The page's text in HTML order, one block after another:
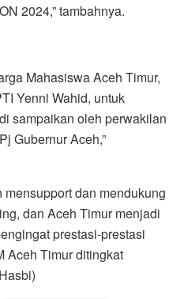
2024,” tambahnya.
Mahasiswa Aceh Timur,
Yenni Wahid, untuk
sampaikan oleh perwakilan
Gubernur Aceh,”
mensupport dan mendukung
dan Aceh Timur menjadi
prestasi-prestasi
Aceh Timur ditingkat